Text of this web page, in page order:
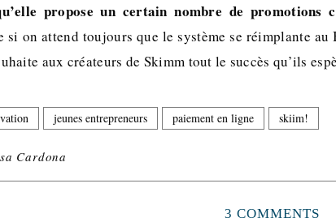
propose un certain nombre de promotions
si on attend toujours que le système se réimplante
aux créateurs de Skimm tout le succès qu’ils
jeunes entrepreneurs paiement en ligne skiim!
Cardona
3 COMMENTS